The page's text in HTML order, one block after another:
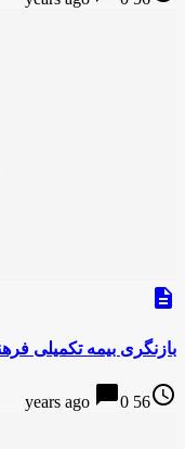
description
بازنگری بیمه تکمیلی
access_time
56 years ago
chat_bubble0